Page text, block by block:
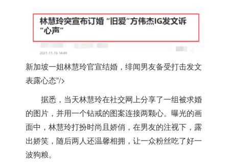
新加坡一姐林慧玲官宣结婚，绯闻男友备受打击发文
表露心态”/>
据悉，当天林慧玲在社交网上分享了一组被求婚
的图片，并用一个钻戒的图案连接两颗心。曝光的画
面中，林慧玲打扮时尚且娇俏，在男友的注视下，露
出娇笑，随后两人还温馨相拥，让一众粉丝吃了好一
波狗粮。